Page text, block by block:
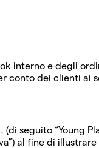
interno e degli
conto dei clienti ai
(di seguito “Young
al fine di